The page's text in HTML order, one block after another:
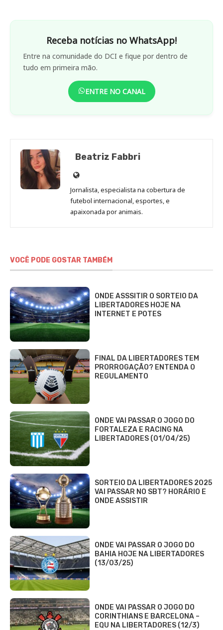
Receba notícias no WhatsApp!
Entre na comunidade do DCI e fique por dentro de
tudo em primeira mão.
ENTRE NO CANAL
Beatriz Fabbri
Site
de
Beatriz
Fabbri
Jornalista, especialista na cobertura de
futebol internacional, esportes, e
apaixonada por animais.
VOCÊ PODE GOSTAR TAMBÉM
ONDE ASSSITIR O SORTEIO DA
LIBERTADORES HOJE NA
INTERNET E POTES
FINAL DA LIBERTADORES TEM
PRORROGAÇÃO? ENTENDA O
REGULAMENTO
ONDE VAI PASSAR O JOGO DO
FORTALEZA E RACING NA
LIBERTADORES (01/04/25)
SORTEIO DA LIBERTADORES 2025
VAI PASSAR NO SBT? HORÁRIO E
ONDE ASSISTIR
ONDE VAI PASSAR O JOGO DO
BAHIA HOJE NA LIBERTADORES
(13/03/25)
ONDE VAI PASSAR O JOGO DO
CORINTHIANS E BARCELONA –
EQU NA LIBERTADORES (12/3)